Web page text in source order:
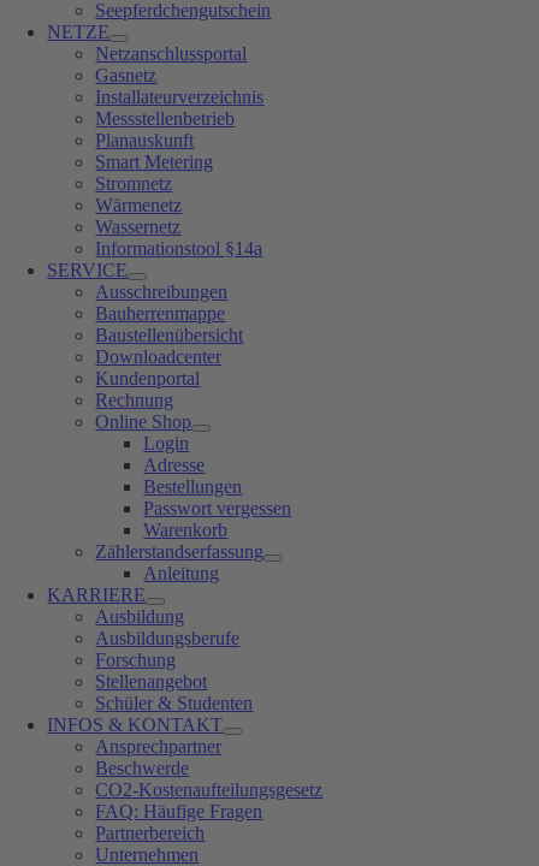
Seepferdchengutschein
NETZE
Netzanschlussportal
Gasnetz
Installateurverzeichnis
Messstellenbetrieb
Planauskunft
Smart Metering
Stromnetz
Wärmenetz
Wassernetz
Informationstool §14a
SERVICE
Ausschreibungen
Bauherrenmappe
Baustellenübersicht
Downloadcenter
Kundenportal
Rechnung
Online Shop
Login
Adresse
Bestellungen
Passwort vergessen
Warenkorb
Zählerstandserfassung
Anleitung
KARRIERE
Ausbildung
Ausbildungsberufe
Forschung
Stellenangebot
Schüler & Studenten
INFOS & KONTAKT
Ansprechpartner
Beschwerde
CO2-Kostenaufteilungsgesetz
FAQ: Häufige Fragen
Partnerbereich
Unternehmen